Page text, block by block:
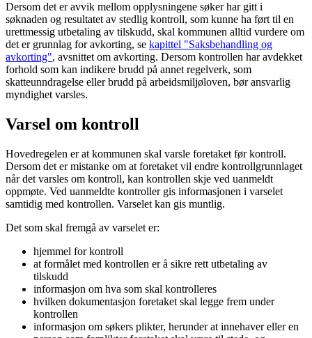
Dersom det er avvik mellom opplysningene søker har gitt i
søknaden og resultatet av stedlig kontroll, som kunne ha ført til en
urettmessig utbetaling av tilskudd, skal kommunen alltid vurdere om
det er grunnlag for avkorting, se kapittel "Saksbehandling og
avkorting", avsnittet om avkorting. Dersom kontrollen har avdekket
forhold som kan indikere brudd på annet regelverk, som
skatteunndragelse eller brudd på arbeidsmiljøloven, bør ansvarlig
myndighet varsles.
Varsel om kontroll
Hovedregelen er at kommunen skal varsle foretaket før kontroll.
Dersom det er mistanke om at foretaket vil endre kontrollgrunnlaget
når det varsles om kontroll, kan kontrollen skje ved uanmeldt
oppmøte. Ved uanmeldte kontroller gis informasjonen i varselet
samtidig med kontrollen. Varselet kan gis muntlig.
Det som skal fremgå av varselet er:
hjemmel for kontroll
at formålet med kontrollen er å sikre rett utbetaling av
tilskudd
informasjon om hva som skal kontrolleres
hvilken dokumentasjon foretaket skal legge frem under
kontrollen
informasjon om søkers plikter, herunder at innehaver eller en